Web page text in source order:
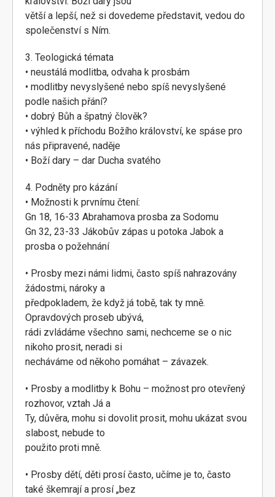
větší a lepší, než si dovedeme představit, vedou do
společenství s Ním.
3. Teologická témata
• neustálá modlitba, odvaha k prosbám
• modlitby nevyslyšené nebo spíš nevyslyšené
podle našich přání?
• dobrý Bůh a špatný člověk?
• výhled k příchodu Božího království, ke spáse pro
nás připravené, naděje
• Boží dary – dar Ducha svatého
4. Podněty pro kázání
• Možnosti k prvnímu čtení:
Gn 18, 16-33 Abrahamova prosba za Sodomu
Gn 32, 23-33 Jákobův zápas u potoka Jabok a
prosba o požehnání
• Prosby mezi námi lidmi, často spíš nahrazovány
žádostmi, nároky a
předpokladem, že když já tobě, tak ty mně.
Opravdových proseb ubývá,
rádi zvládáme všechno sami, nechceme se o nic
nikoho prosit, neradi si
necháváme od někoho pomáhat – závazek.
• Prosby a modlitby k Bohu – možnost pro otevřený
rozhovor, vztah Já a
Ty, důvěra, mohu si dovolit prosit, mohu ukázat svou
slabost, nebude to
použito proti mně.
• Prosby dětí, děti prosí často, učíme je to, často
také škemrají a prosí „bez